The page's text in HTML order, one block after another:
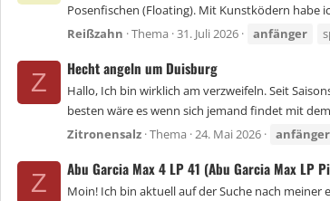
Posenfischen (Floating). Mit Kunstködern habe
Reißzahn Thema 31. Juli 2026 anfänger
Z
Hecht angeln um Duisburg
Hallo, Ich bin wirklich am verzweifeln. Seit
besten wäre es wenn sich jemand findet mit
Zitronensalz Thema 24. Mai 2026 anfänger
Z
Abu Garcia Max 4 LP 41 (Abu Garcia Max LP
Moin! Ich bin aktuell auf der Suche nach meiner